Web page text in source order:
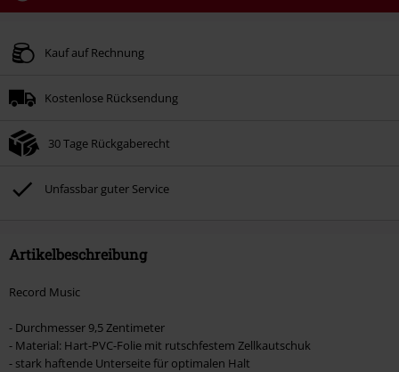
Gültig bis zum 09.08.2026
Nach Codeeingabe wird dir der Rabatt automatisch am Ende der Bestellung
Nicht mit anderen Aktionscodes kombinierbar. Von der Reduzierung
Böhse Onkelz, Broilers, Die Ärzte, Die Toten Hosen, Metality, Gutscheine &
Artikel, die einen Spendenbeitrag beinhalten.
Kauf auf Rechnung
Kostenlose Rücksendung
30 Tage Rückgaberecht
Unfassbar guter Service
Artikelbeschreibung
Record Music
- Durchmesser 9,5 Zentimeter
- Material: Hart-PVC-Folie mit rutschfestem Zellkautschuk
- stark haftende Unterseite für optimalen Halt